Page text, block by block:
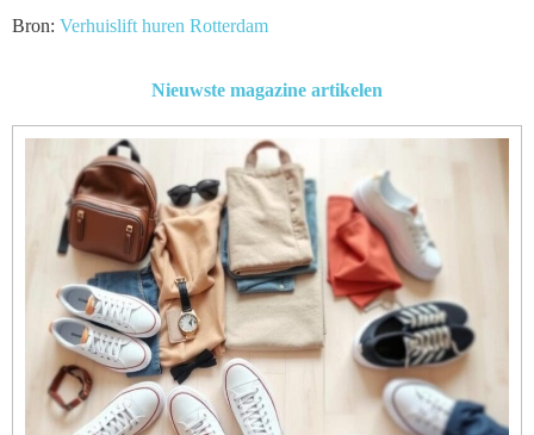
Bron: Verhuislift huren Rotterdam
Nieuwste magazine artikelen